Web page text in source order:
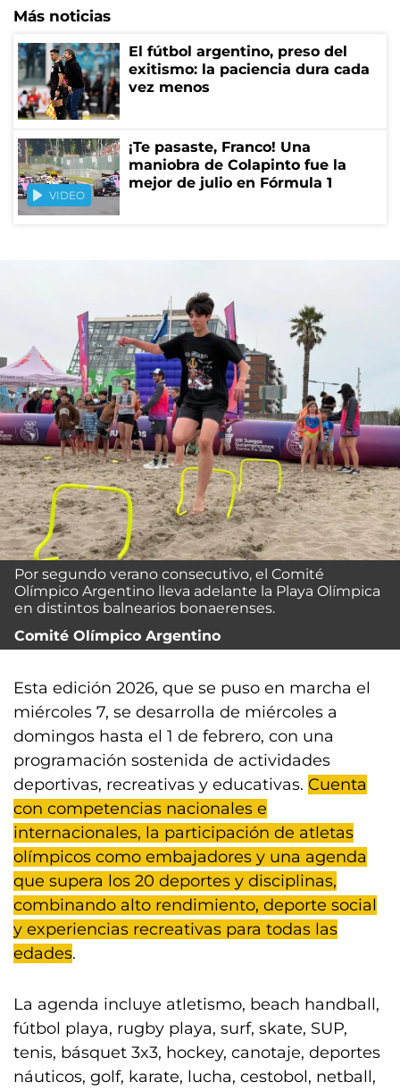
Más noticias
El fútbol argentino, preso del
exitismo: la paciencia dura cada
vez menos
VIDEO
¡Te pasaste, Franco! Una
maniobra de Colapinto fue la
mejor de julio en Fórmula 1
Por segundo verano consecutivo, el Comité
Olímpico Argentino lleva adelante la Playa Olímpica
en distintos balnearios bonaerenses.
Comité Olímpico Argentino
Esta edición 2026, que se puso en marcha el
miércoles 7, se desarrolla de miércoles a
domingos hasta el 1 de febrero, con una
programación sostenida de actividades
deportivas, recreativas y educativas. Cuenta
con competencias nacionales e
internacionales, la participación de atletas
olímpicos como embajadores y una agenda
que supera los 20 deportes y disciplinas,
combinando alto rendimiento, deporte social
y experiencias recreativas para todas las
edades.
La agenda incluye atletismo, beach handball,
fútbol playa, rugby playa, surf, skate, SUP,
tenis, básquet 3x3, hockey, canotaje, deportes
náuticos, golf, karate, lucha, cestobol, netball,